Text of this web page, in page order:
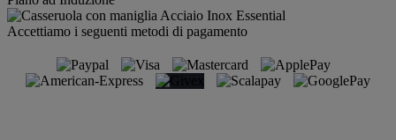
Accettiamo i seguenti metodi di pagamento